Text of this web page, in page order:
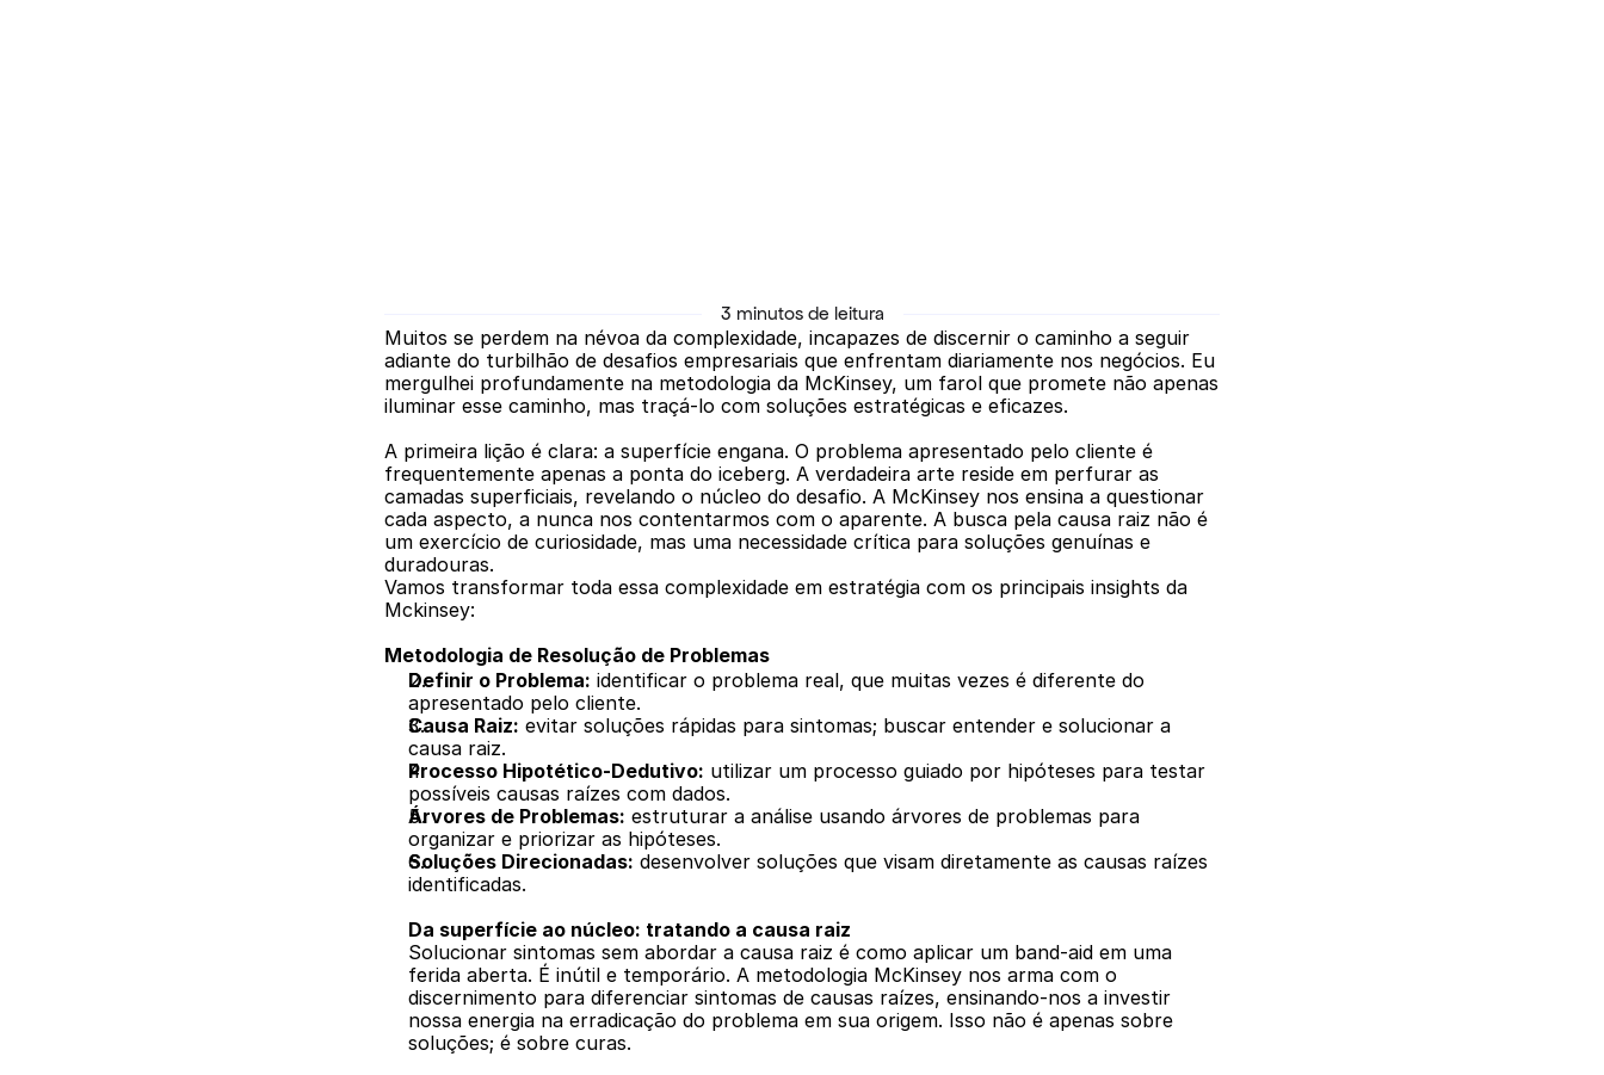
3 minutos de leitura
Muitos se perdem na névoa da complexidade, incapazes de discernir o caminho a seguir
adiante do turbilhão de desafios empresariais que enfrentam diariamente nos negócios. Eu
mergulhei profundamente na metodologia da McKinsey, um farol que promete não apenas
iluminar esse caminho, mas traçá-lo com soluções estratégicas e eficazes.
A primeira lição é clara: a superfície engana. O problema apresentado pelo cliente é
frequentemente apenas a ponta do iceberg. A verdadeira arte reside em perfurar as
camadas superficiais, revelando o núcleo do desafio. A McKinsey nos ensina a questionar
cada aspecto, a nunca nos contentarmos com o aparente. A busca pela causa raiz não é
um exercício de curiosidade, mas uma necessidade crítica para soluções genuínas e
duradouras.
Vamos transformar toda essa complexidade em estratégia com os principais insights da
Mckinsey:
Metodologia de Resolução de Problemas
Definir o Problema: identificar o problema real, que muitas vezes é diferente do
apresentado pelo cliente.
Causa Raiz: evitar soluções rápidas para sintomas; buscar entender e solucionar a
causa raiz.
Processo Hipotético-Dedutivo: utilizar um processo guiado por hipóteses para testar
possíveis causas raízes com dados.
Árvores de Problemas: estruturar a análise usando árvores de problemas para
organizar e priorizar as hipóteses.
Soluções Direcionadas: desenvolver soluções que visam diretamente as causas raízes
identificadas.
Da superfície ao núcleo: tratando a causa raiz
Solucionar sintomas sem abordar a causa raiz é como aplicar um band-aid em uma
ferida aberta. É inútil e temporário. A metodologia McKinsey nos arma com o
discernimento para diferenciar sintomas de causas raízes, ensinando-nos a investir
nossa energia na erradicação do problema em sua origem. Isso não é apenas sobre
soluções; é sobre curas.